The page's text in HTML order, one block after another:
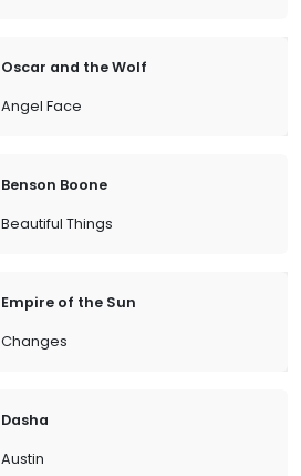
Oscar and the Wolf
Angel Face
Benson Boone
Beautiful Things
Empire of the Sun
Changes
Dasha
Austin